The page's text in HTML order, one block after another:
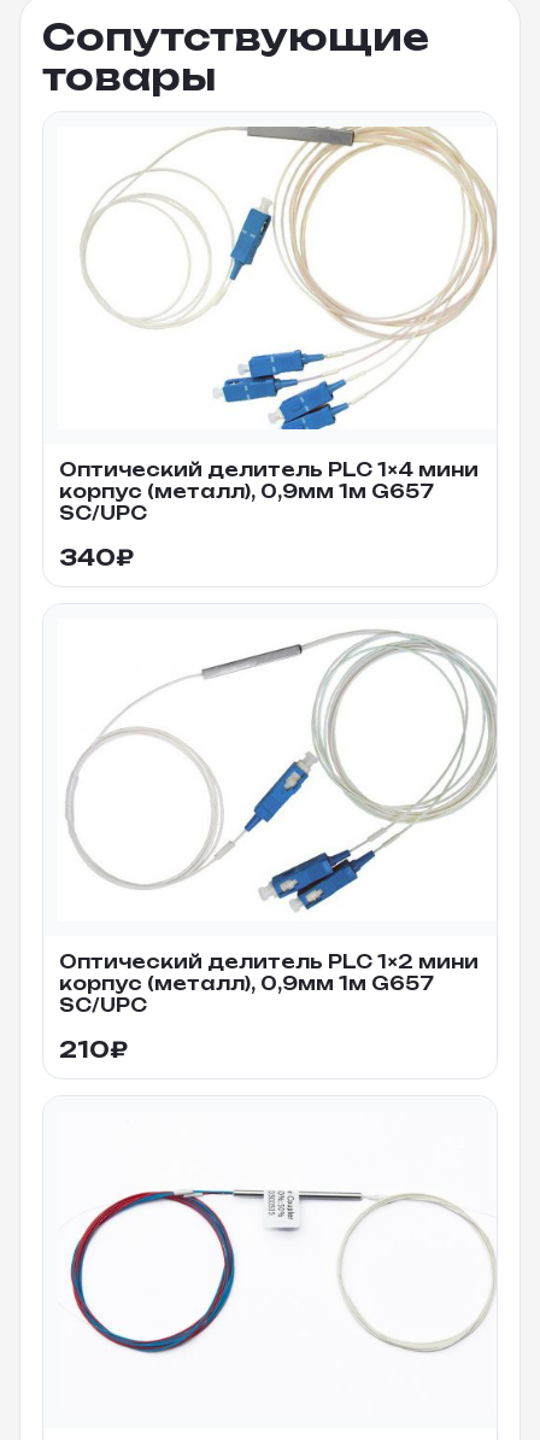
Сопутствующие
товары
Оптический делитель PLC 1×4 мини
корпус (металл), 0,9мм 1м G657
SC/UPC
340₽
Оптический делитель PLC 1×2 мини
корпус (металл), 0,9мм 1м G657
SC/UPC
210₽